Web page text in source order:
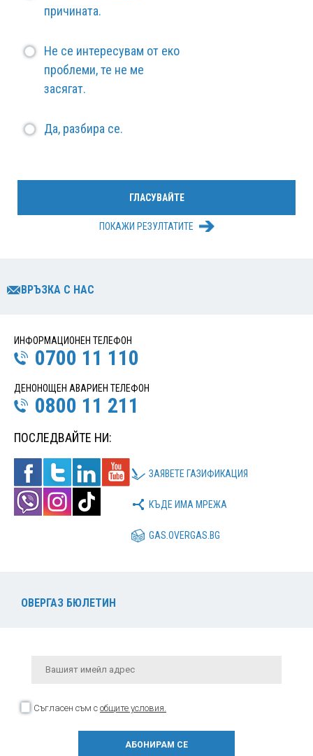
причината.
Не се интересувам от еко
проблеми, те не ме
засягат.
Да, разбира се.
ПОКАЖИ РЕЗУЛТАТИТЕ
ВРЪЗКА С НАС
ИНФОРМАЦИОНЕН ТЕЛЕФОН
0700 11 110
ДЕНОНОЩЕН АВАРИЕН ТЕЛЕФОН
0800 11 211
ПОСЛЕДВАЙТЕ НИ:
ЗАЯВЕТЕ ГАЗИФИКАЦИЯ
КЪДЕ ИМА МРЕЖА
GAS.OVERGAS.BG
ОВЕРГАЗ БЮЛЕТИН
Съгласен съм с общите условия.